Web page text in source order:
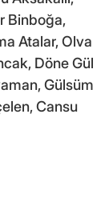
Binboğa,
Atalar, Olva
Döne Gül
Gülsüm
Cansu